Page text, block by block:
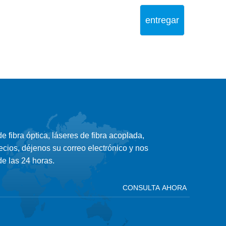
entregar
fibra óptica, láseres de fibra acoplada,
déjenos su correo electrónico y nos
las 24 horas.